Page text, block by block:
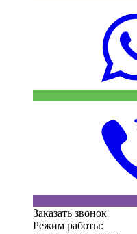
Заказать звонок
Режим работы: